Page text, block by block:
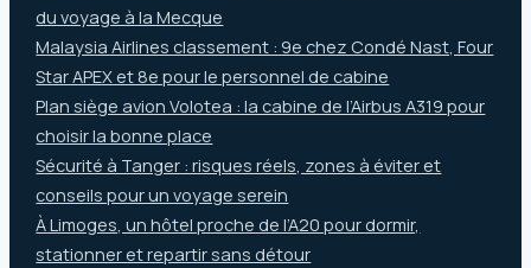
du voyage à la Mecque
Malaysia Airlines classement : 9e chez Condé Nast, Four
Star APEX et 8e pour le personnel de cabine
Plan siège avion Volotea : la cabine de l’Airbus A319 pour
choisir la bonne place
Sécurité à Tanger : risques réels, zones à éviter et
conseils pour un voyage serein
À Limoges, un hôtel proche de l’A20 pour dormir,
stationner et repartir sans détour